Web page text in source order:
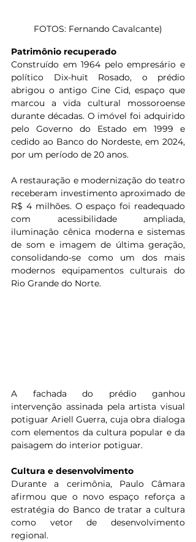
FOTOS: Fernando Cavalcante)
Patrimônio recuperado
Construído em 1964 pelo empresário e
político Dix-huit Rosado, o prédio
abrigou o antigo Cine Cid, espaço que
marcou a vida cultural mossoroense
durante décadas. O imóvel foi adquirido
pelo Governo do Estado em 1999 e
cedido ao Banco do Nordeste, em 2024,
por um período de 20 anos.
A restauração e modernização do teatro
receberam investimento aproximado de
R$ 4 milhões. O espaço foi readequado
com acessibilidade ampliada,
iluminação cênica moderna e sistemas
de som e imagem de última geração,
consolidando-se como um dos mais
modernos equipamentos culturais do
Rio Grande do Norte.
A fachada do prédio ganhou
intervenção assinada pela artista visual
potiguar Ariell Guerra, cuja obra dialoga
com elementos da cultura popular e da
paisagem do interior potiguar.
Cultura e desenvolvimento
Durante a cerimônia, Paulo Câmara
afirmou que o novo espaço reforça a
estratégia do Banco de tratar a cultura
como vetor de desenvolvimento
regional.